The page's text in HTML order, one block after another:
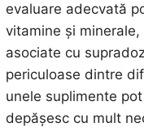
evaluare adecvată
vitamine și
asociate cu
periculoase dintre
unele suplimente
depășesc cu mult